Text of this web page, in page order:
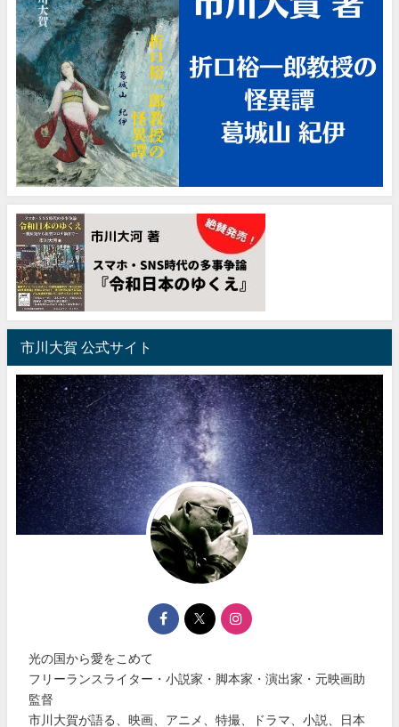
市川大賀 公式サイト
光の国から愛をこめて
フリーランスライター・小説家・脚本家・演出家・元映画助
監督
市川大賀が語る、映画、アニメ、特撮、ドラマ、小説、日本